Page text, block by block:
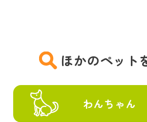
ほかのペット
わんちゃん